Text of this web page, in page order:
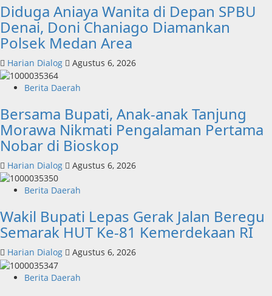
Diduga Aniaya Wanita di Depan SPBU
Denai, Doni Chaniago Diamankan
Polsek Medan Area
Harian Dialog Agustus 6, 2026
Berita Daerah
Bersama Bupati, Anak-anak Tanjung
Morawa Nikmati Pengalaman Pertama
Nobar di Bioskop
Harian Dialog Agustus 6, 2026
Berita Daerah
Wakil Bupati Lepas Gerak Jalan Beregu
Semarak HUT Ke-81 Kemerdekaan RI
Harian Dialog Agustus 6, 2026
Berita Daerah